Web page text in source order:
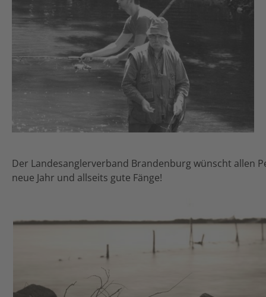
Der Landesanglerverband Brandenburg wünscht allen
neue Jahr und allseits gute Fänge!